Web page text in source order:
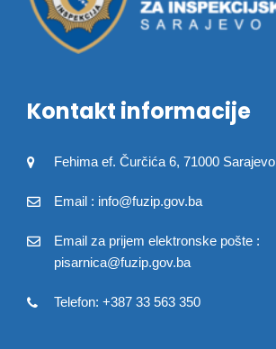
Kontakt informacije
Fehima ef. Čurčića 6, 71000 Sarajevo
Email : info@fuzip.gov.ba
Email za prijem elektronske pošte :
pisarnica@fuzip.gov.ba
Telefon: +387 33 563 350